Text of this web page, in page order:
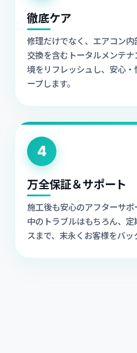
徹底ケア
修理だけでなく、エアコン
交換を含むトータルメンテ
境をリフレッシュし、安心
ープします。
4
万全保証＆サポート
施工後も安心のアフターサ
中のトラブルはもちろん、
スまで、末永くお客様をバッ